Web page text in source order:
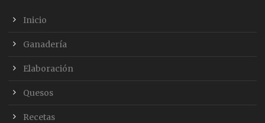
Inicio
Ganadería
Elaboración
Quesos
Recetas